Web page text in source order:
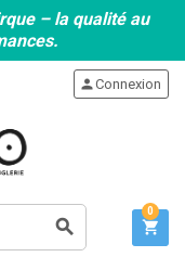
– la qualité au
search
personConnexion
shopping_cart
0